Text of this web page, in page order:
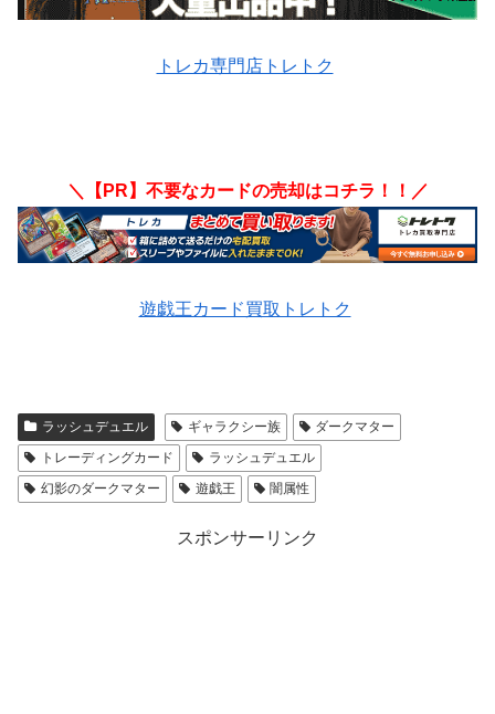
トレカ専門店トレトク
＼【PR】不要なカードの売却はコチラ！！／
遊戯王カード買取トレトク
ラッシュデュエル ギャラクシー族
ダークマター
トレーディングカード
ラッシュデュエル
幻影のダークマター
遊戯王 闇属性
スポンサーリンク